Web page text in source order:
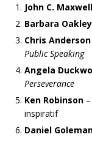
John C. Maxwell
Barbara Oakley
Chris Anderson
Public Speaking
Angela
Perseverance
Ken Robinson
inspiratif
Daniel